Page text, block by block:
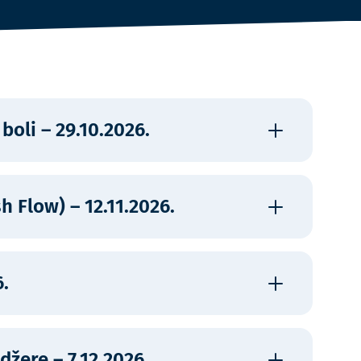
– 29.10.2026.
Cijena: 250,00 € + PDV
– 12.11.2026.